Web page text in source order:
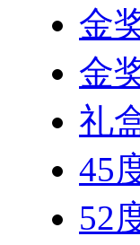
金
金
礼
45
52